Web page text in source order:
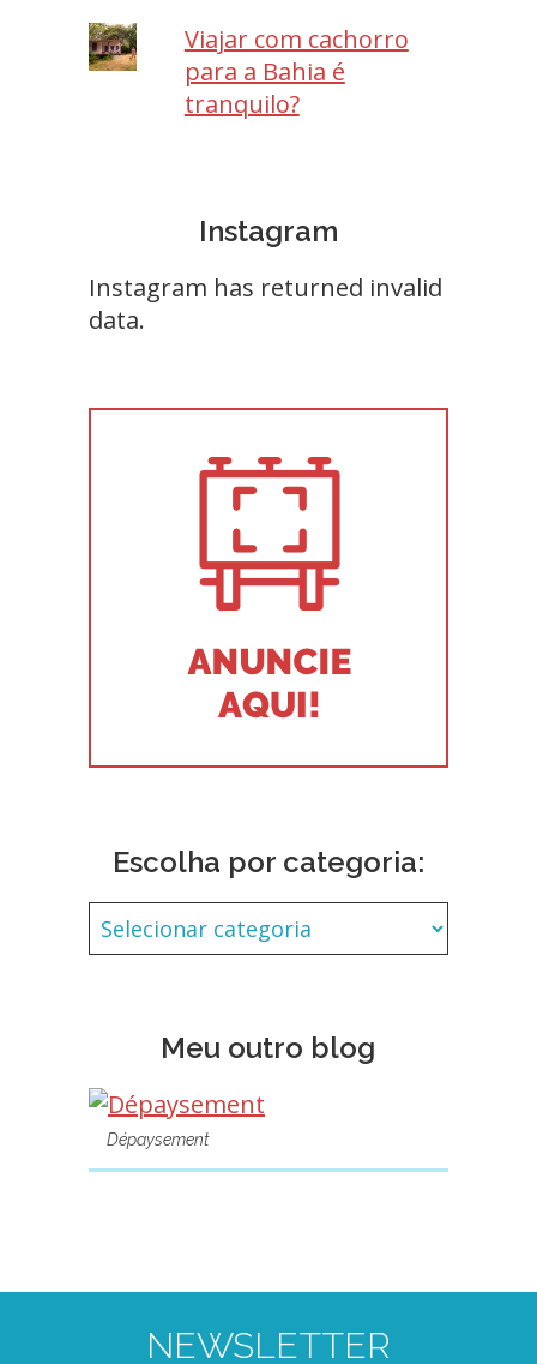
Viajar com cachorro
para a Bahia é
tranquilo?
Instagram
Instagram has returned invalid
data.
Escolha por categoria:
Meu outro blog
Dépaysement
NEWSLETTER